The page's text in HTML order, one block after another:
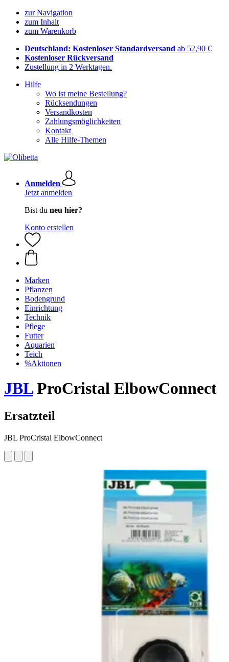
zur Navigation
zum Inhalt
zum Warenkorb
Deutschland: Kostenloser Standardversand ab 52,90 €
Kostenloser Rückversand
Zustellung in 2 Werktagen.
Hilfe
Wo ist meine Bestellung?
Rücksendungen
Versandkosten
Zahlungsmöglichkeiten
Kontakt
Alle Hilfe-Themen
Anmelden
Jetzt anmelden
Bist du neu hier?
Konto erstellen
Marken
Pflanzen
Bodengrund
Einrichtung
Technik
Pflege
Futter
Aquarien
Teich
%Aktionen
JBLProCristal ElbowConnect
Ersatzteil
JBL ProCristal ElbowConnect